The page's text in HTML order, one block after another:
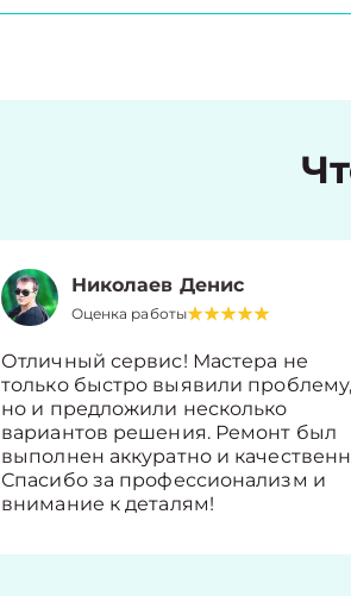
Николаев Денис
Оценка работы
Отличный сервис! Мастера не
только быстро выявили проблему,
но и предложили несколько
вариантов решения. Ремонт был
выполнен аккуратно и
Спасибо за профессионализм и
внимание к деталям!